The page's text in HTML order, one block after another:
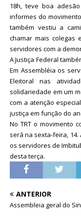
18h, teve boa
informes do
também vestiu a
chamar mais colegas
servidores com a
A Justiça Federal
Em Assembléia os
Eleitoral nas
solidariedade em um
com a atenção
justiça em função do
No TRT o movimento
será na sexta-feira,
os servidores de
desta terça.
ANTERIOR
Assembleia geral do